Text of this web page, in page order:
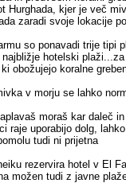
Hurghada, kjer je več
zaradi svoje lokacije
so ponavadi trije tipi
hotelski
obožujejo koralne
v morju se lahko
moraš kar daleč
raje uporabijo dolg,
tudi ni prijetna
rezervira hotel v El
možen tudi z javne